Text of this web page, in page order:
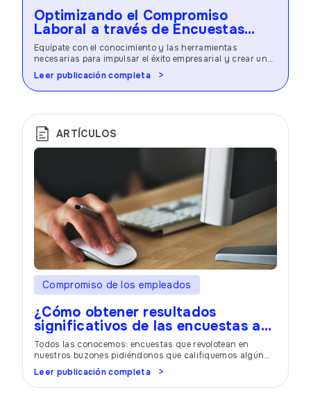
Optimizando el Compromiso
Laboral a través de Encuestas
Modernas
Equípate con el conocimiento y las herramientas
necesarias para impulsar el éxito empresarial y crear una
cultura laboral próspera.
Leer publicación completa
ARTÍCULOS
Compromiso de los empleados
¿Cómo obtener resultados
significativos de las encuestas a
los empleados?
Todos las conocemos: encuestas que revolotean en
nuestros buzones pidiéndonos que califiquemos algún
servicio o a nuestro propio empleador. Las preguntas y
las posibles respuestas suelen ser las mismas. Esto hace
que muchas personas vuelvan a hacer clic. Un bajo índice
Leer publicación completa